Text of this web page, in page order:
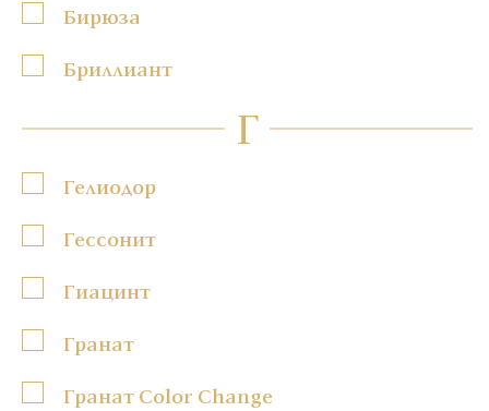
Бирюза
Бриллиант
Г
Гелиодор
Гессонит
Гиацинт
Гранат
Гранат Color Change